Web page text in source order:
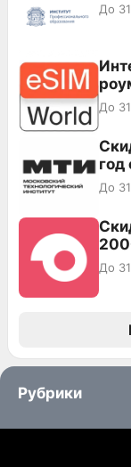
До
До
год
До
До
Рубрики